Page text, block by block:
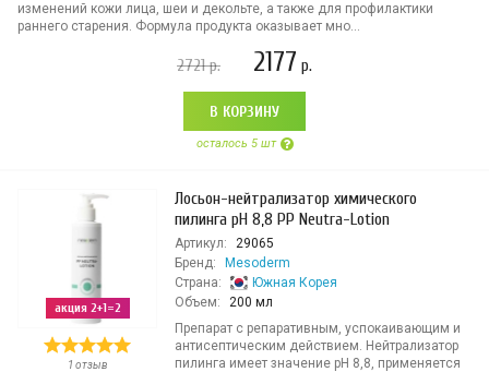
изменений кожи лица, шеи и декольте, а также для профилактики
раннего старения. Формула продукта оказывает мно...
2721р. 2177 р.
В КОРЗИНУ
осталось 5 шт
акция 2+1=2
1 отзыв
Лосьон-нейтрализатор химического
пилинга рН 8,8 PP Neutra-Lotion
Артикул:
29065
Бренд:
Mesoderm
Страна:
Южная Корея
Объем:
200 мл
Препарат с репаративным, успокаивающим и
антисептическим действием. Нейтрализатор
пилинга имеет значение рН 8,8, применяется